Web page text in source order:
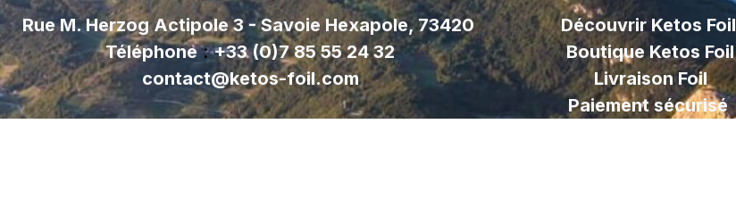
Rue M. Herzog Actipole 3 - Savoie Hexapole, 73420
Téléphone:+33 (0)7 85 55 24 32
contact@ketos-foil.com
Découvrir Ketos Foil
Boutique Ketos Foil
LivraisonFoil
Paiement sécurisé